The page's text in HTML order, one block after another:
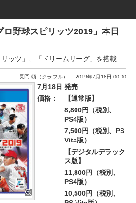
野球スピリッツ2019」本日
ッツ」、「ドリームリーグ」を搭載
長岡 頼（クラフル） 2019年7月18日 00:00
7月18日 発売
価格：
【通常版】
8,800円（税別、
PS4版）
7,500円（税別、PS
Vita版）
【デジタルデラック
ス版】
11,800円（税別、
PS4版）
10,500円（税別、